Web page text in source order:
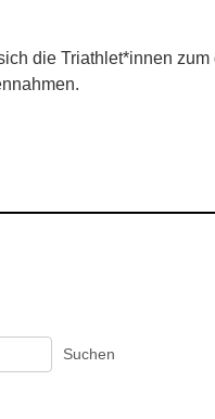
die Triathlet*innen
Suchen